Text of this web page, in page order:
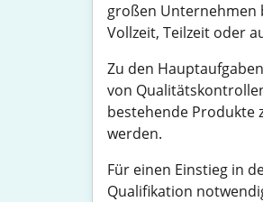
großen Unternehmen
Vollzeit, Teilzeit oder
Zu den
von
bestehende Produkte
werden.
Für einen Einstieg in
Qualifikation